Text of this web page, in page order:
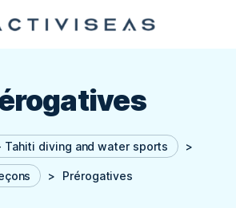
diving and water sports >
> Prérogatives